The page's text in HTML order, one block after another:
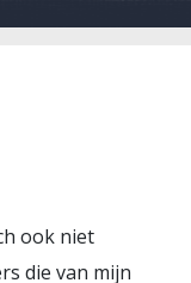
ook niet
die van mijn